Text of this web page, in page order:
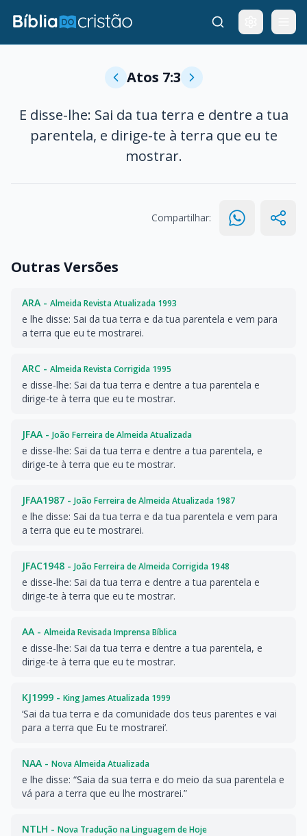
Atos 7:3
E disse-lhe: Sai da tua terra e dentre a tua
parentela, e dirige-te à terra que eu te
mostrar.
Compartilhar:
Outras Versões
ARA - Almeida Revista Atualizada 1993
e lhe disse: Sai da tua terra e da tua parentela e vem para
a terra que eu te mostrarei.
ARC - Almeida Revista Corrigida 1995
e disse-lhe: Sai da tua terra e dentre a tua parentela e
dirige-te à terra que eu te mostrar.
JFAA - João Ferreira de Almeida Atualizada
e disse-lhe: Sai da tua terra e dentre a tua parentela, e
dirige-te à terra que eu te mostrar.
JFAA1987 - João Ferreira de Almeida Atualizada 1987
e lhe disse: Sai da tua terra e da tua parentela e vem para
a terra que eu te mostrarei.
JFAC1948 - João Ferreira de Almeida Corrigida 1948
e disse-lhe: Sai da tua terra e dentre a tua parentela e
dirige-te à terra que eu te mostrar.
AA - Almeida Revisada Imprensa Bíblica
e disse-lhe: Sai da tua terra e dentre a tua parentela, e
dirige-te à terra que eu te mostrar.
KJ1999 - King James Atualizada 1999
‘Sai da tua terra e da comunidade dos teus parentes e vai
para a terra que Eu te mostrarei’.
NAA - Nova Almeida Atualizada
e lhe disse: “Saia da sua terra e do meio da sua parentela e
vá para a terra que eu lhe mostrarei.”
NTLH - Nova Tradução na Linguagem de Hoje